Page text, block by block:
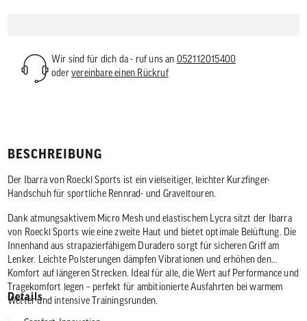
Wir sind für dich da - ruf uns an 052112015400
odervereinbare einen Rückruf
BESCHREIBUNG
Der Ibarra von Roeckl Sports ist ein vielseitiger, leichter Kurzfinger-
Handschuh für sportliche Rennrad- und Graveltouren.
Dank atmungsaktivem Micro Mesh und elastischem Lycra sitzt der Ibarra
von Roeckl Sports wie eine zweite Haut und bietet optimale Belüftung. Die
Innenhand aus strapazierfähigem Duradero sorgt für sicheren Griff am
Lenker. Leichte Polsterungen dämpfen Vibrationen und erhöhen den
Komfort auf längeren Strecken. Ideal für alle, die Wert auf Performance und
Tragekomfort legen – perfekt für ambitionierte Ausfahrten bei warmem
Wetter und intensive Trainingsrunden.
Details